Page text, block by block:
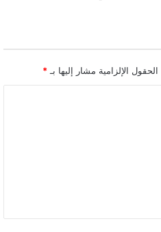
الحقول الإلزامية مشار إليها بـ *